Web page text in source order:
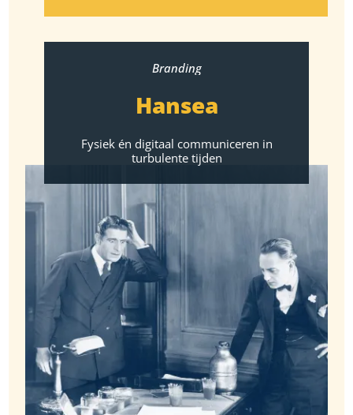
Branding
Hansea
Fysiek én digitaal communiceren in
turbulente tijden